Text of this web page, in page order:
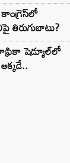
తిరుగుబాటు?
షెడ్యూల్‌లో